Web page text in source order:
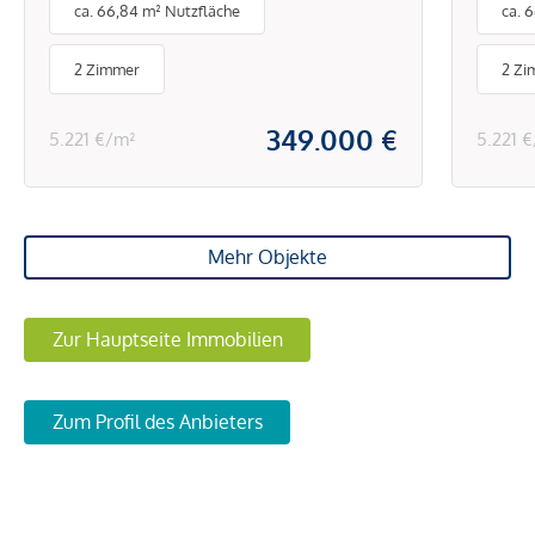
Klimaanlage I Einbauküche
& Schränke
ca. 66,84 m² Nutzfläche
2 Zimmer
5.221 €/m² 349.000 €
ca.
2
5.221
Mehr Objekte
Zur Hauptseite Immobilien
Zum Profil des Anbieters